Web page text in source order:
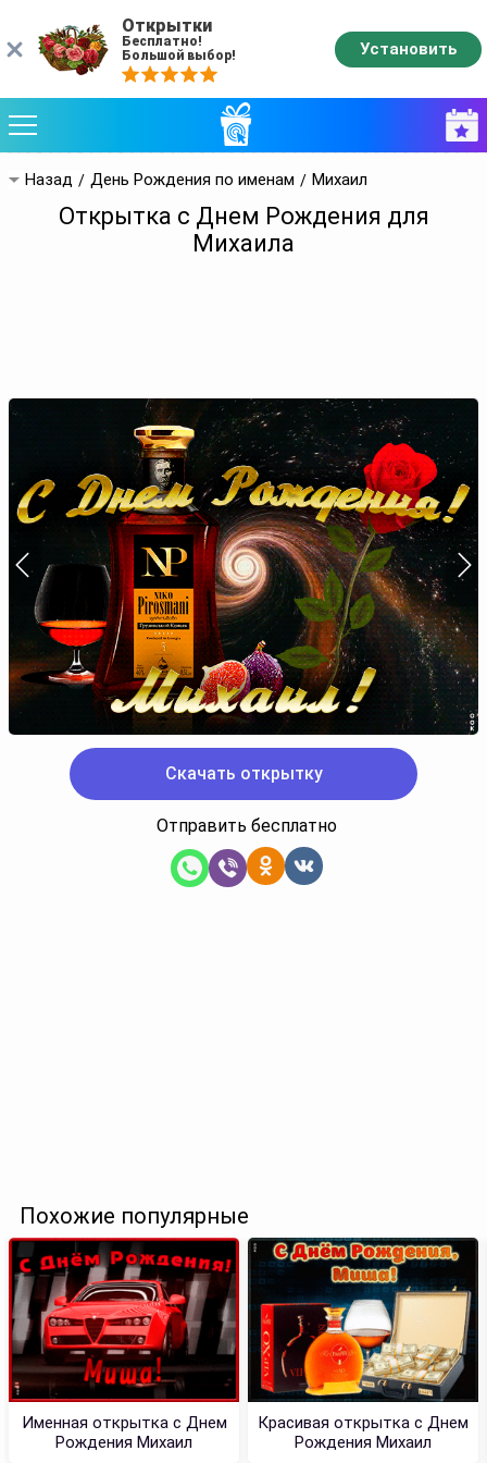
Назад День Рождения по именам Михаил
Открытка с Днем Рождения для
Михаила
Скачать открытку
Отправить бесплатно
Похожие популярные
Именная открытка с Днем
Рождения Михаил
Красивая открытка с Днем
Рождения Михаил
Открытки
Бесплатно!
Большой выбор!
Установить